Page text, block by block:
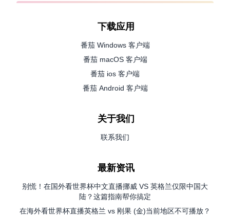
下载应用
番茄 Windows 客户端
番茄 macOS 客户端
番茄 ios 客户端
番茄 Android 客户端
关于我们
联系我们
最新资讯
别慌！在国外看世界杯中文直播挪威 VS 英格兰仅限中国大
陆？这篇指南帮你搞定
在海外看世界杯直播英格兰 vs 刚果 (金)当前地区不可播放？